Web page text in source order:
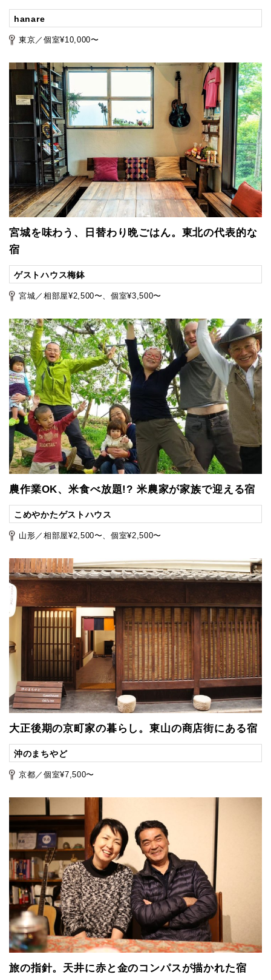
hanare
東京／個室¥10,000〜
宮城を味わう、日替わり晩ごはん。東北の代表的な
宿
ゲストハウス梅鉢
宮城／相部屋¥2,500〜、個室¥3,500〜
農作業OK、米食べ放題!? 米農家が家族で迎える宿
こめやかたゲストハウス
山形／相部屋¥2,500〜、個室¥2,500〜
大正後期の京町家の暮らし。東山の商店街にある宿
沖のまちやど
京都／個室¥7,500〜
旅の指針。天井に赤と金のコンパスが描かれた宿